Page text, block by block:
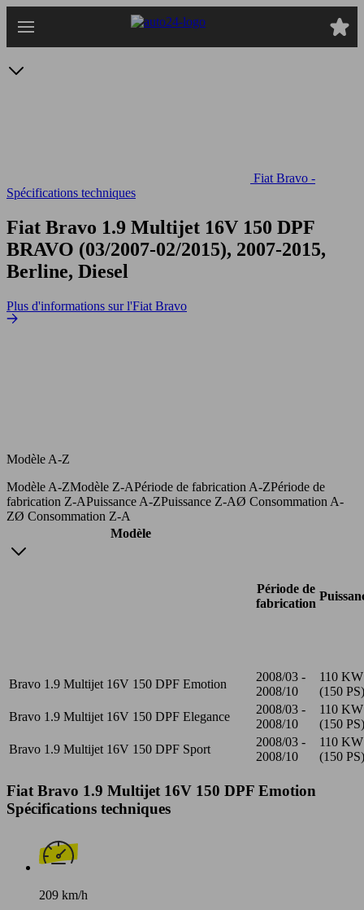
au
Fiat Bravo -
Spécifications techniques
Fiat Bravo 1.9 Multijet 16V 150 DPF
BRAVO (03/2007-02/2015), 2007-2015,
Berline, Diesel
Plus d'informations sur l'Fiat Bravo
Modèle A-Z
Modèle A-ZModèle Z-APériode de fabrication A-ZPériode de
fabrication Z-APuissance A-ZPuissance Z-AØ Consommation A-
ZØ Consommation Z-A
Modèle
Période de
fabrication
Bravo 1.9 Multijet 16V 150 DPF Emotion
2008/03 -
2008/10
110 KW
(150 PS)
Bravo 1.9 Multijet 16V 150 DPF Elegance
2008/03 -
2008/10
110 KW
(150 PS)
Bravo 1.9 Multijet 16V 150 DPF Sport
2008/03 -
2008/10
110 KW
(150 PS)
Fiat Bravo 1.9 Multijet 16V 150 DPF Emotion
Spécifications techniques
209 km/h